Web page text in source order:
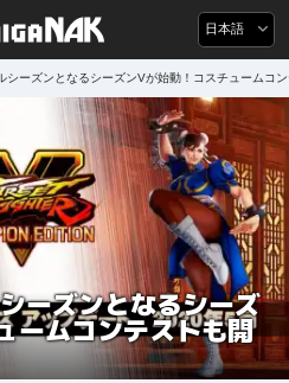
日本語
シーズンとなるシーズンVが始動！コスチュームコ
ーズンとなるシーズ
ームコンテストも開